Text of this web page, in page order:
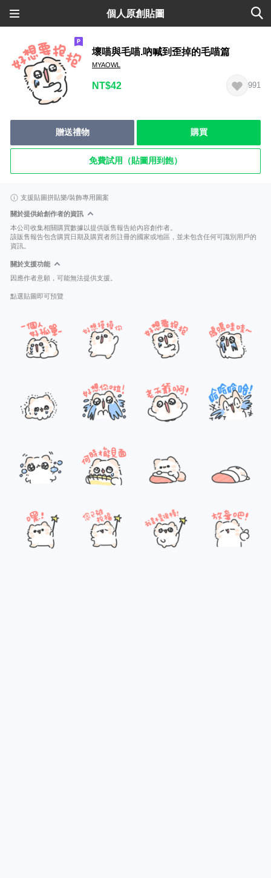
個人原創貼圖
壞喵與毛喵.吶喊到歪掉的毛喵篇
MYAOWL
NT$42 991
贈送禮物 購買
免費試用（貼圖用到飽）
支援貼圖拼貼樂/裝飾專用圖案
關於提供給創作者的資訊
本公司收集相關購買數據以提供販售報告給內容創作者。
該販售報告包含購買日期及購買者所註冊的國家或地區，並未包含任何可識別用戶的
資訊。
關於支援功能
因應作者意願，可能無法提供支援。
點選貼圖即可預覽